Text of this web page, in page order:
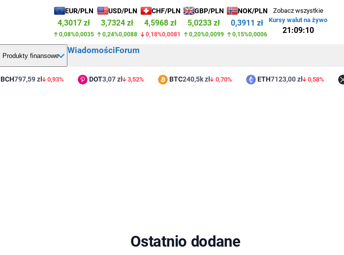
EUR/PLN
4,3017 zł
0,08%0,0035
USD/PLN
3,7324 zł
0,24%0,0088
CHF/PLN
4,5968 zł
0,18%0,0081
GBP/PLN
5,0233 zł
0,20%0,0099
NOK/PLN
0,3911 zł
0,15%0,0006
Zobacz wszystkie
Kursy walut na żywo
21:09:10
Produkty finansowe
WiadomościForum
797,59 zł 0,93% DOT3,07 zł 3,52% BTC240,5k zł 0,70% ETH7123,00 zł 0,58%
Ostatnio dodane